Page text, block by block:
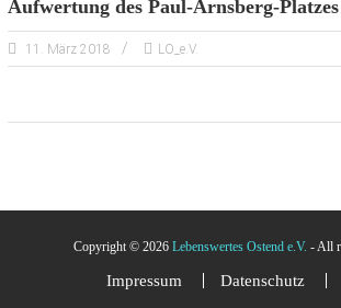
Aufwertung des Paul-Arnsberg-Platzes
11. März 2018 LO_e.V.
Copyright © 2026Lebenswertes Ostend e.V. - All
Impressum Datenschutz